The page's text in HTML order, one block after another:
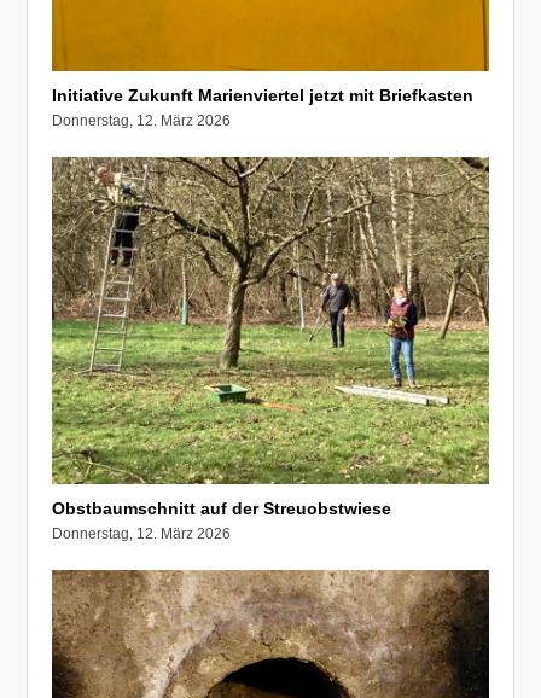
Initiative Zukunft Marienviertel jetzt mit Briefkasten
Donnerstag, 12. März 2026
Obstbaumschnitt auf der Streuobstwiese
Donnerstag, 12. März 2026